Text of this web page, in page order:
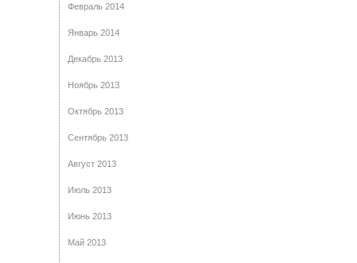
Февраль 2014
Январь 2014
Декабрь 2013
Ноябрь 2013
Октябрь 2013
Сентябрь 2013
Август 2013
Июль 2013
Июнь 2013
Май 2013